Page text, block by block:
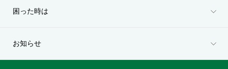
困った時は
お知らせ